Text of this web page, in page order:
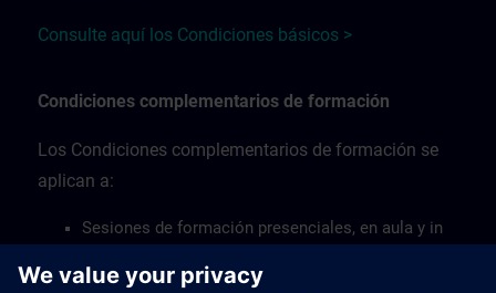
Consulte aquí los Condiciones básicos >
Condiciones complementarios de formación
Los Condiciones complementarios de formación se
aplican a:
Sesiones de formación presenciales, en aula y in